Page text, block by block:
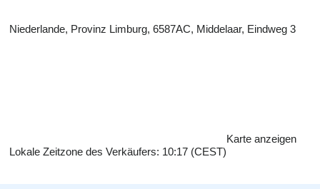
Niederlande, Provinz Limburg, 6587AC, Middelaar, Eindweg 3
Karte anzeigen
Lokale Zeitzone des Verkäufers: 10:17 (CEST)